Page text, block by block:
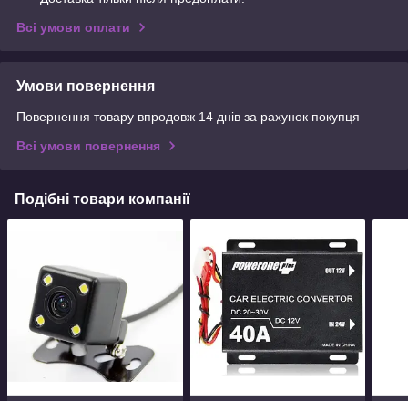
Всі умови оплати
Умови повернення
Повернення товару впродовж 14 днів за рахунок покупця
Всі умови повернення
Подібні товари компанії